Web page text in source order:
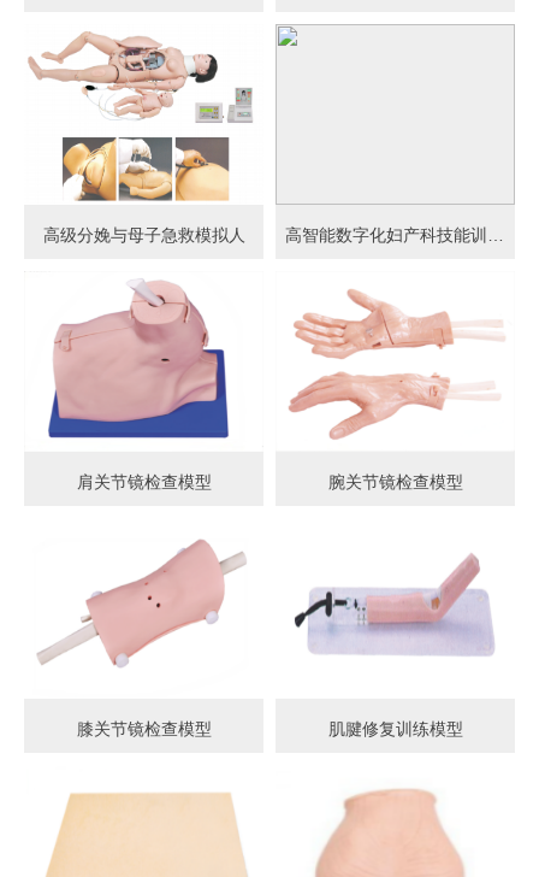
高级分娩与母子急救模拟人 高智能数字化妇产科技能训练系统 (计算机控制)
肩关节镜检查模型 腕关节镜检查模型
膝关节镜检查模型 肌腱修复训练模型